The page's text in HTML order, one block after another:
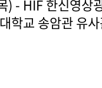
) - HIF 한신영상
학교 송암관 유